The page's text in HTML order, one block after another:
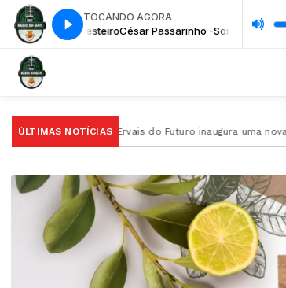
TOCANDO AGORA
-Sonho eresteiroCésar Passarinho -Sonho eresteiro
ÚLTIMAS NOTÍCIAS
Mate A Ervais do Futuro inaugura uma nova